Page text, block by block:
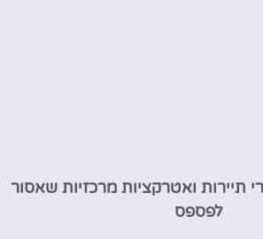
תיירות ואטרקציות מרכזיות שאסור
לפספס